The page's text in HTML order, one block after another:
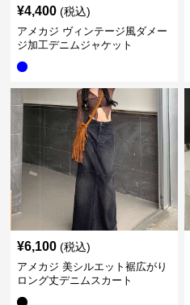
¥4,400 (税込)
アメカジ ヴィンテージ風ダメー
ジ加工デニムジャケット
¥6,100 (税込)
アメカジ 美シルエット裾広がり
ロング丈デニムスカート